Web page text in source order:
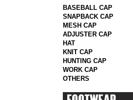
BASEBALL CAP
SNAPBACK CAP
MESH CAP
ADJUSTER CAP
HAT
KNIT CAP
HUNTING CAP
WORK CAP
OTHERS